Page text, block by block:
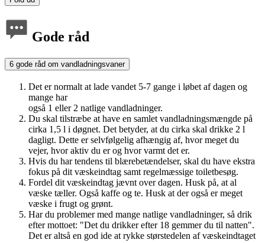
Gode råd
6 gode råd om vandladningsvaner
Det er normalt at lade vandet 5-7 gange i løbet af dagen og
mange har
også 1 eller 2 natlige vandladninger.
Du skal tilstræbe at have en samlet vandladningsmængde på
cirka 1,5 l i døgnet. Det betyder, at du cirka skal drikke 2 l
dagligt. Dette er selvfølgelig afhængig af, hvor meget du
vejer, hvor aktiv du er og hvor varmt det er.
Hvis du har tendens til blærebetændelser, skal du have ekstra
fokus på dit væskeindtag samt regelmæssige toiletbesøg.
Fordel dit væskeindtag jævnt over dagen. Husk på, at al
væske tæller. Også kaffe og te. Husk at der også er meget
væske i frugt og grønt.
Har du problemer med mange natlige vandladninger, så drik
efter mottoet: "Det du drikker efter 18 gemmer du til natten".
Det er altså en god ide at rykke størstedelen af væskeindtaget